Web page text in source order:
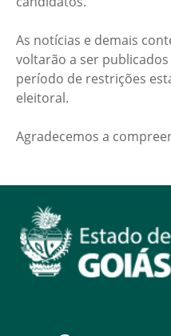
As notícias e demais
voltarão a ser
período de restrições
eleitoral.
Agradecemos a